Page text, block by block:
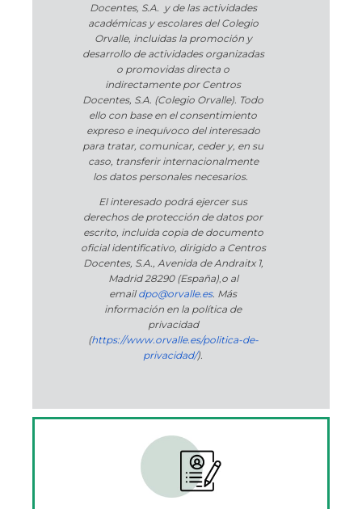
Docentes, S.A. y de las actividades
académicas y escolares del Colegio
Orvalle, incluidas la promoción y
desarrollo de actividades organizadas
o promovidas directa o
indirectamente por Centros
Docentes, S.A. (Colegio Orvalle). Todo
ello con base en el consentimiento
expreso e inequívoco del interesado
para tratar, comunicar, ceder y, en su
caso, transferir internacionalmente
los datos personales necesarios.
El interesado podrá ejercer sus
derechos de protección de datos por
escrito, incluida copia de documento
oficial identificativo, dirigido a Centros
Docentes, S.A., Avenida de Andraitx 1,
Madrid 28290 (España),o al
emaildpo@orvalle.es. Más
información en la política de
privacidad
(https://www.orvalle.es/politica-de-
privacidad/).